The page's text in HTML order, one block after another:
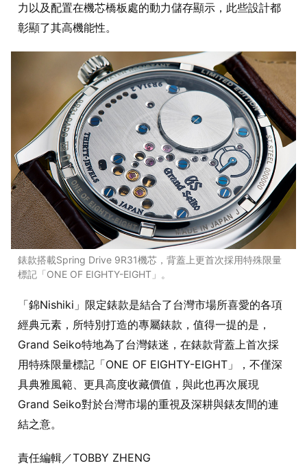
力以及配置在機芯橋板處的動力儲存顯示，此些設計都
彰顯了其高機能性。
錶款搭載Spring Drive 9R31機芯，背蓋上更首次採用特殊限量
標記「ONE OF EIGHTY-EIGHT」。
「錦Nishiki」限定錶款是結合了台灣市場所喜愛的各項
經典元素，所特別打造的專屬錶款，值得一提的是，
Grand Seiko特地為了台灣錶迷，在錶款背蓋上首次採
用特殊限量標記「ONE OF EIGHTY-EIGHT」，不僅深
具典雅風範、更具高度收藏價值，與此也再次展現
Grand Seiko對於台灣市場的重視及深耕與錶友間的連
結之意。
責任編輯／TOBBY ZHENG